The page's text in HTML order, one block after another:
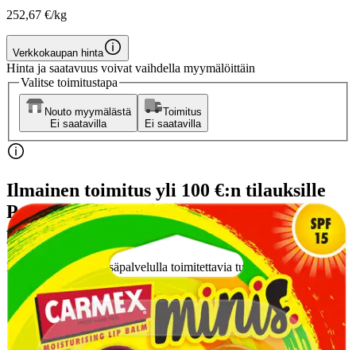
252,67 €/kg
Verkkokaupan hinta
Hinta ja saatavuus voivat vaihdella myymälöittäin
Valitse toimitustapa
Nouto myymälästä
Ei saatavilla
Toimitus
Ei saatavilla
Ilmainen toimitus yli 100 €:n tilauksille
Postin pakettiautomaattiin tai
palvelupisteeseen!
Etu ei koske Suuri‑lisäpalvelulla toimitettavia tuotteita.
Tarkista myymäläsaatavuus